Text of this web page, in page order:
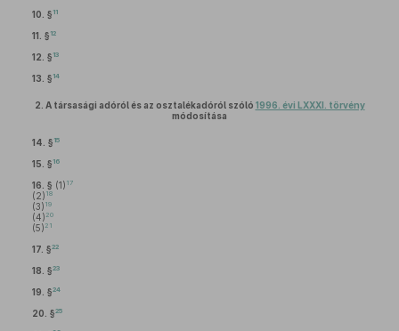
10. § 11
11. § 12
12. § 13
13. § 14
2. A társasági adóról és az osztalékadóról szóló 1996. évi LXXXI. törvény
módosítása
14. § 15
15. § 16
16. § (1) 17
(2) 18
(3) 19
(4) 20
(5) 21
17. §22
18. §23
19. §24
20. §25